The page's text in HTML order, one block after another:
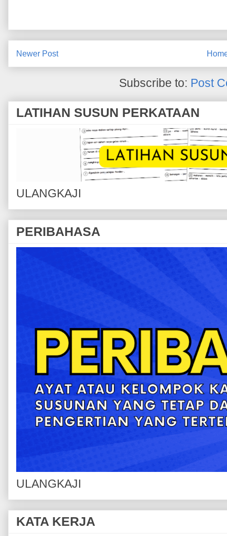
Newer Post
Subscribe to: Post
LATIHAN SUSUN PERKATAAN
ULANGKAJI
PERIBAHASA
ULANGKAJI
KATA KERJA